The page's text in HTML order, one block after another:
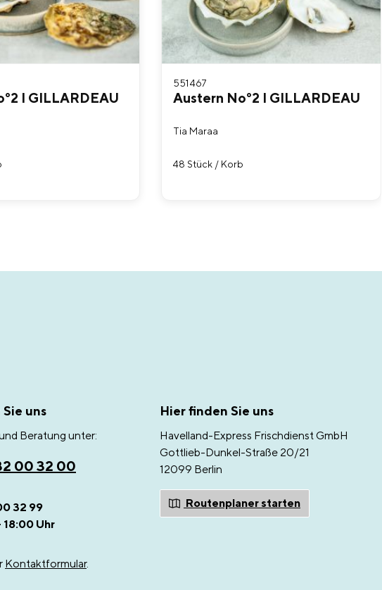
I GILLARDEAU
551467
Austern No°2 I GILLARDEAU
Tia Maraa
48 Stück / Korb
uns
Beratung unter:
00 32 00
32 99
Uhr
Kontaktformular.
Hier finden Sie uns
Havelland-Express Frischdienst GmbH
Gottlieb-Dunkel-Straße 20/21
12099 Berlin
Routenplaner starten